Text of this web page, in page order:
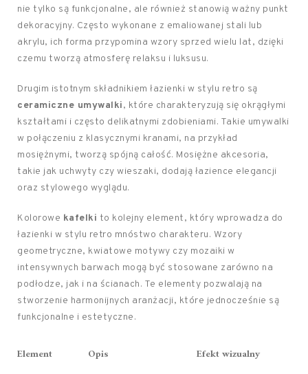
nie tylko są funkcjonalne, ale również stanowią ważny punkt
dekoracyjny. Często wykonane z emaliowanej stali lub
akrylu, ich forma przypomina wzory sprzed wielu lat, dzięki
czemu tworzą atmosferę relaksu i luksusu.
Drugim istotnym składnikiem łazienki w stylu retro są
ceramiczne umywalki, które charakteryzują się okrągłymi
kształtami i często delikatnymi zdobieniami. Takie umywalki
w połączeniu z klasycznymi kranami, na przykład
mosiężnymi, tworzą spójną całość. Mosiężne akcesoria,
takie jak uchwyty czy wieszaki, dodają łazience elegancji
oraz stylowego wyglądu.
Kolorowe kafelki to kolejny element, który wprowadza do
łazienki w stylu retro mnóstwo charakteru. Wzory
geometryczne, kwiatowe motywy czy mozaiki w
intensywnych barwach mogą być stosowane zarówno na
podłodze, jak i na ścianach. Te elementy pozwalają na
stworzenie harmonijnych aranżacji, które jednocześnie są
funkcjonalne i estetyczne.
Element Opis
Efekt wizualny